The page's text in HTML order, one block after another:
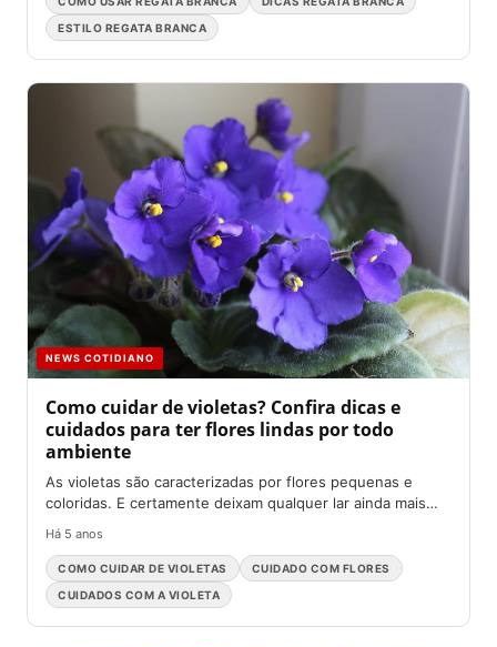
ESTILO REGATA BRANCA
NEWS COTIDIANO
Como cuidar de violetas? Confira dicas e
cuidados para ter flores lindas por todo
ambiente
As violetas são caracterizadas por flores pequenas e
coloridas. E certamente deixam qualquer lar ainda mais
Há 5 anos
COMO CUIDAR DE VIOLETAS
CUIDADO COM FLORES
CUIDADOS COM A VIOLETA